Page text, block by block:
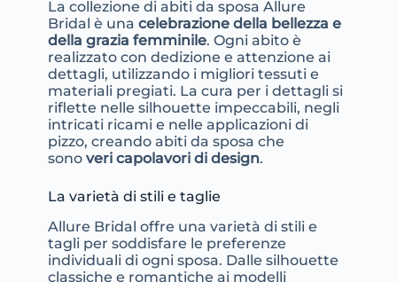
La collezione di abiti da sposa Allure
Bridal è una celebrazione della bellezza e
della grazia femminile. Ogni abito è
realizzato con dedizione e attenzione ai
dettagli, utilizzando i migliori tessuti e
materiali pregiati. La cura per i dettagli si
riflette nelle silhouette impeccabili, negli
intricati ricami e nelle applicazioni di
pizzo, creando abiti da sposa che
sono veri capolavori di design.
La varietà di stili e taglie
Allure Bridal offre una varietà di stili e
tagli per soddisfare le preferenze
individuali di ogni sposa. Dalle silhouette
classiche e romantiche ai modelli